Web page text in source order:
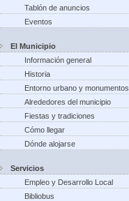
Tablón de anuncios
Eventos
El Municipio
Información general
Historia
Entorno urbano y monumentos
Alrededores del municipio
Fiestas y tradiciones
Cómo llegar
Dónde alojarse
Servicios
Empleo y Desarrollo Local
Bibliobus